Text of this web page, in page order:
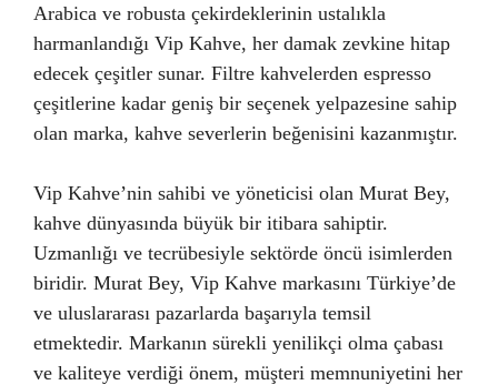
Arabica ve robusta çekirdeklerinin ustalıkla
harmanlandığı Vip Kahve, her damak zevkine hitap
edecek çeşitler sunar. Filtre kahvelerden espresso
çeşitlerine kadar geniş bir seçenek yelpazesine sahip
olan marka, kahve severlerin beğenisini kazanmıştır.
Vip Kahve’nin sahibi ve yöneticisi olan Murat Bey,
kahve dünyasında büyük bir itibara sahiptir.
Uzmanlığı ve tecrübesiyle sektörde öncü isimlerden
biridir. Murat Bey, Vip Kahve markasını Türkiye’de
ve uluslararası pazarlarda başarıyla temsil
etmektedir. Markanın sürekli yenilikçi olma çabası
ve kaliteye verdiği önem, müşteri memnuniyetini her